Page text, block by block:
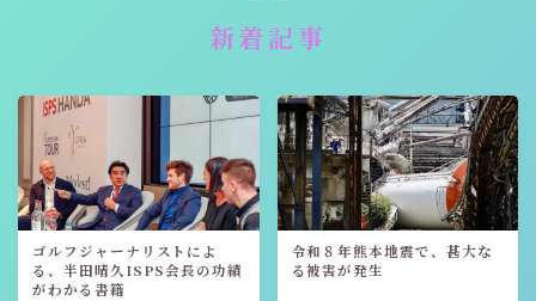
新着記事
ゴルフジャーナリストによ
る、半田晴久ISPS会長の功績
がわかる書籍
令和８年熊本地震で、甚大な
る被害が発生